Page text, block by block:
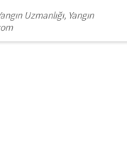
Uzmanlığı, Yangın